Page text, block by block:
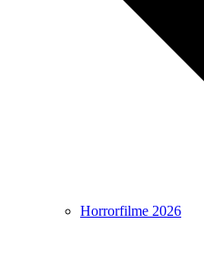
Horrorfilme 2026